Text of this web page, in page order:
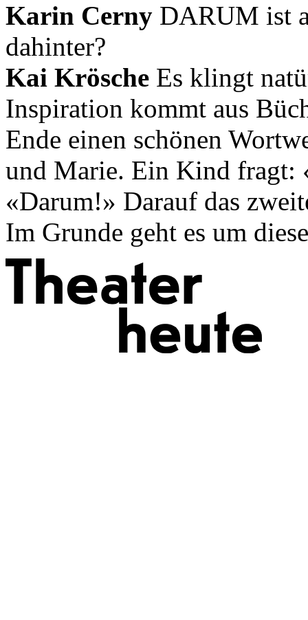
Karin Cerny DARUM ist
dahinter?
Kai Krösche Es klingt
Inspiration kommt aus
Ende einen schönen
und Marie. Ein Kind fragt:
«Darum!» Darauf das
Im Grunde geht es um